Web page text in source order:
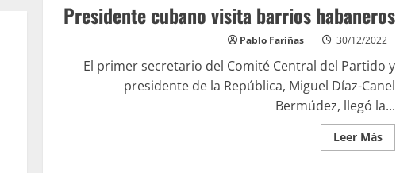
Presidente cubano visita barrios habaneros
Pablo Fariñas 30/12/2022
El primer secretario del Comité Central del Partido y
presidente de la República, Miguel Díaz-Canel
Bermúdez, llegó la...
Leer Más